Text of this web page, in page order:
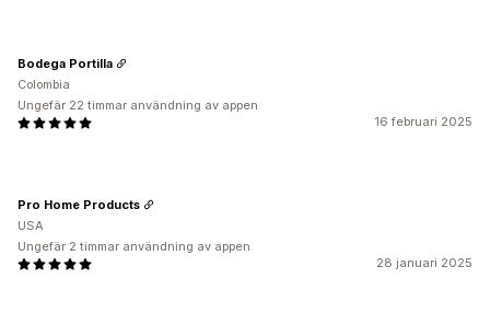
16 februari 2025
Bodega Portilla
Colombia
Ungefär 22 timmar användning av appen
28 januari 2025
Pro Home Products
USA
Ungefär 2 timmar användning av appen